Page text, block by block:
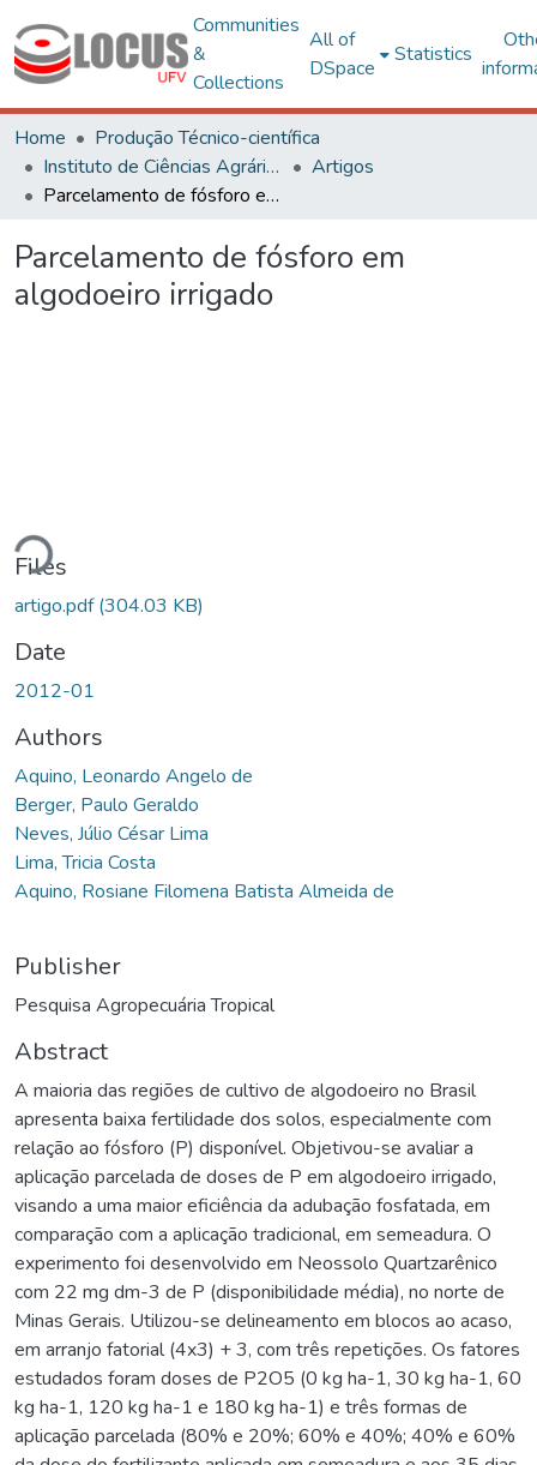
Communities
&
Collections
All of
DSpace
Statistics
Home
Produção Técnico-científica
Instituto de Ciências Agrárias – CRP
Artigos
Parcelamento de fósforo em algodoeiro irrigado
Parcelamento de fósforo em
algodoeiro irrigado
Files
artigo.pdf(304.03 KB)
Date
2012-01
Authors
Aquino, Leonardo Angelo de
Berger, Paulo Geraldo
Neves, Júlio César Lima
Lima, Tricia Costa
Aquino, Rosiane Filomena Batista Almeida de
Publisher
Pesquisa Agropecuária Tropical
Abstract
A maioria das regiões de cultivo de algodoeiro no Brasil
apresenta baixa fertilidade dos solos, especialmente com
relação ao fósforo (P) disponível. Objetivou-se avaliar a
aplicação parcelada de doses de P em algodoeiro irrigado,
visando a uma maior eficiência da adubação fosfatada, em
comparação com a aplicação tradicional, em semeadura. O
experimento foi desenvolvido em Neossolo Quartzarênico
com 22 mg dm-3 de P (disponibilidade média), no norte de
Minas Gerais. Utilizou-se delineamento em blocos ao acaso,
em arranjo fatorial (4x3) + 3, com três repetições. Os fatores
estudados foram doses de P2O5 (0 kg ha-1, 30 kg ha-1, 60
kg ha-1, 120 kg ha-1 e 180 kg ha-1) e três formas de
aplicação parcelada (80% e 20%; 60% e 40%; 40% e 60%